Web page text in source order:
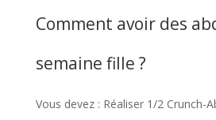
Comment avoir des
semaine fille ?
Vous devez : Réaliser 1/2 Crunch-